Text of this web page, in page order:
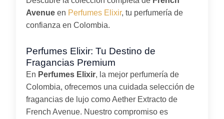
Avenue en Perfumes Elixir, tu perfumería de
confianza en Colombia.
Perfumes Elixir: Tu Destino de
Fragancias Premium
En Perfumes Elixir, la mejor perfumería de
Colombia, ofrecemos una cuidada selección de
fragancias de lujo como Aether Extracto de
French Avenue. Nuestro compromiso es